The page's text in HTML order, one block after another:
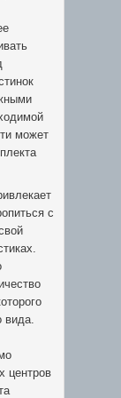
может
с
вида.
центров